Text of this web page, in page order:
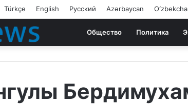
Türkçe English Русский Azərbaycan Oʻzbekcha
Общество Политика